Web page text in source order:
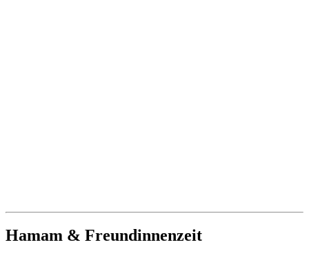
Hamam & Freundinnenzeit